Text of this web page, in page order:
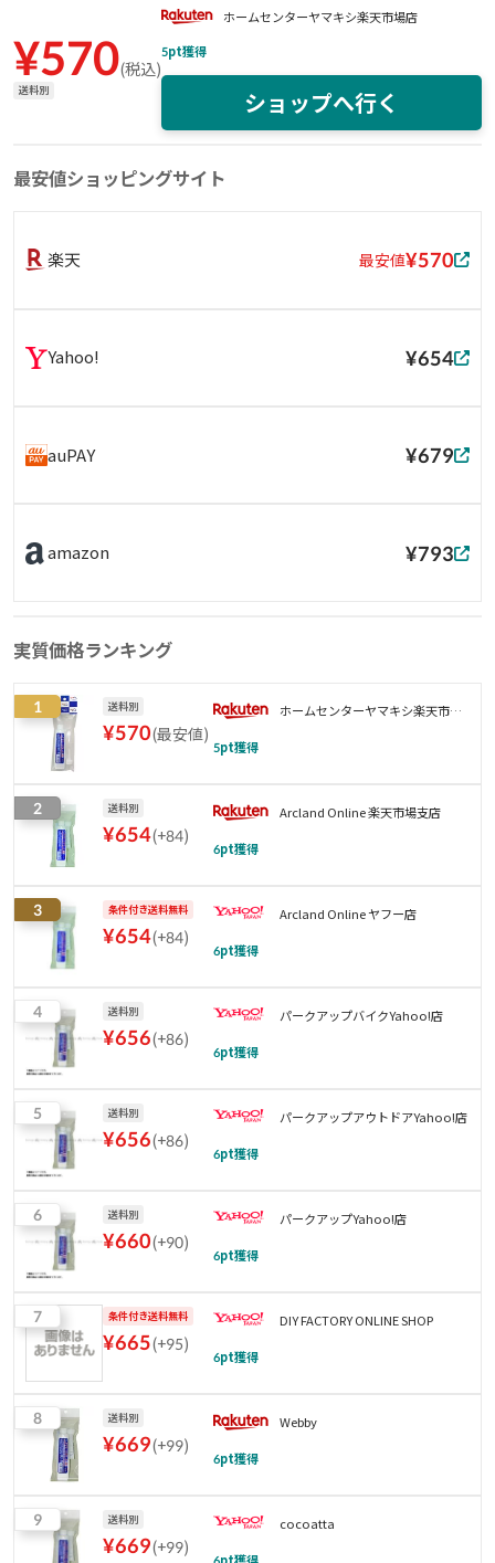
¥570(税込)
送料別
ホームセンターヤマキシ楽天市場店
5pt獲得
ショップへ行く
最安値ショッピングサイト
楽天 最安値¥570
Yahoo! ¥654
auPAY ¥679
amazon ¥793
実質価格ランキング
1 送料別
¥570(最安値)
ホームセンターヤマキシ楽天市場
5pt獲得
2 送料別
¥654(+84)
Arcland Online 楽天市場支店
6pt獲得
3 条件付き送料無料
¥654(+84)
Arcland Online ヤフー店
6pt獲得
4 送料別
¥656(+86)
パークアップバイクYahoo!店
6pt獲得
5 送料別
¥656(+86)
パークアップアウトドアYahoo!店
6pt獲得
6 送料別
¥660(+90)
パークアップYahoo!店
6pt獲得
7 条件付き送料無料
¥665(+95)
DIY FACTORY ONLINE SHOP
6pt獲得
8 送料別
¥669(+99)
Webby
6pt獲得
9 送料別
¥669(+99)
cocoatta